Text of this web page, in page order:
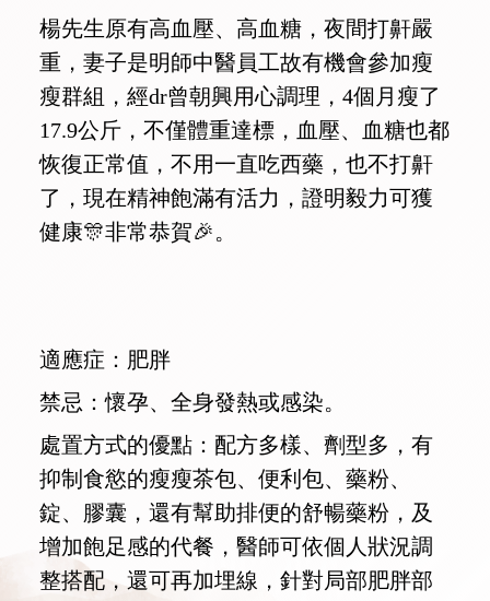
楊先生原有高血壓、高血糖，夜間打鼾嚴
重，妻子是明師中醫員工故有機會參加瘦
瘦群組，經dr曾朝興用心調理，4個月瘦了
17.9公斤，不僅體重達標，血壓、血糖也都
恢復正常值，不用一直吃西藥，也不打鼾
了，現在精神飽滿有活力，證明毅力可獲
健康🎊非常恭賀🎉。
適應症：肥胖
禁忌：懷孕、全身發熱或感染。
處置方式的優點：配方多樣、劑型多，有
抑制食慾的瘦瘦茶包、便利包、藥粉、
錠、膠囊，還有幫助排便的舒暢藥粉，及
增加飽足感的代餐，醫師可依個人狀況調
整搭配，還可再加埋線，針對局部肥胖部